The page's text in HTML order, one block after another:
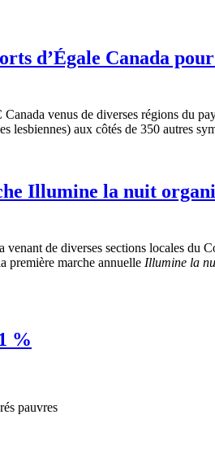
d’Égale Canada
venus de diverses régions du
lesbiennes) aux côtés de 350 autres
Illumine la nuit
de diverses sections locales du
première marche annuelle Illumine la
%
pauvres